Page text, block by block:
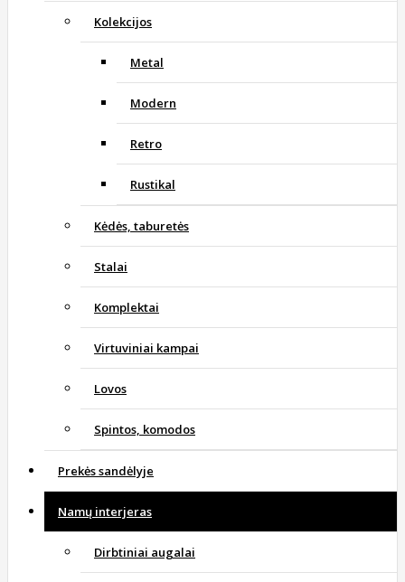
Kolekcijos
Metal
Modern
Retro
Rustikal
Kėdės, taburetės
Stalai
Komplektai
Virtuviniai kampai
Lovos
Spintos, komodos
Prekės sandėlyje
Namų interjeras
Dirbtiniai augalai